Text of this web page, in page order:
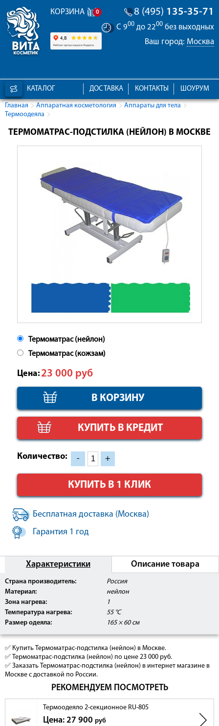
КОРЗИНА 0 8 (495) 135-35-71
С 900 до 2200 без выходных
Ваш город: Москва
КАТАЛОГ ШОУРУМ
КОНТАКТЫ
ДОСТАВКА
Главная Аппаратная косметология
Аппараты для тела
Термоодеяла
ТЕРМОМАТРАС-ПОДСТИЛКА (НЕЙЛОН) В МОСКВЕ
Термоматрас (нейлон)
Термоматрас (кожзам)
Цена: 23 000 руб
КУПИТЬ В КРЕДИТ
Количество: - +
КУПИТЬ В 1 КЛИК
Бесплатная доставка (Москва)
Гарантия 1 год
Характеристики Описание товара
Страна производитель:
Россия
Материал:
нейлон
Зона нагрева:
1
Температура нагрева:
55 °C
Размер одеяла:
165 × 60 см
✅ Купить Термоматрас-подстилка (нейлон) в Москве.
✅ Термоматрас-подстилка (нейлон) по цене 23 000 руб.
✅ Заказать Термоматрас-подстилка (нейлон) в интернет магазине в
Москве с доставкой по России.
РЕКОМЕНДУЕМ ПОСМОТРЕТЬ
Термоодеяло 2-секционное RU-805
Цена: 27 900 руб